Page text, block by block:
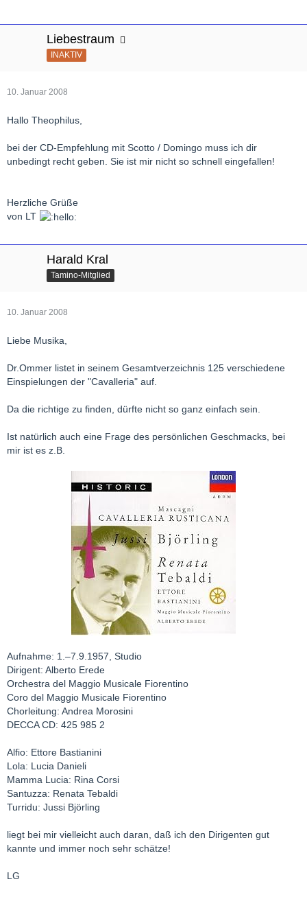
Liebestraum
INAKTIV
10. Januar 2008
Hallo Theophilus,
bei der CD-Empfehlung mit Scotto / Domingo muss ich dir
unbedingt recht geben. Sie ist mir nicht so schnell eingefallen!
Herzliche Grüße
von LT
Harald Kral
Tamino-Mitglied
10. Januar 2008
Liebe Musika,
Dr.Ommer listet in seinem Gesamtverzeichnis 125 verschiedene
Einspielungen der "Cavalleria" auf.
Da die richtige zu finden, dürfte nicht so ganz einfach sein.
Ist natürlich auch eine Frage des persönlichen Geschmacks, bei
mir ist es z.B.
Aufnahme: 1.–7.9.1957, Studio
Dirigent: Alberto Erede
Orchestra del Maggio Musicale Fiorentino
Coro del Maggio Musicale Fiorentino
Chorleitung: Andrea Morosini
DECCA CD: 425 985 2
Alfio: Ettore Bastianini
Lola: Lucia Danieli
Mamma Lucia: Rina Corsi
Santuzza: Renata Tebaldi
Turridu: Jussi Björling
liegt bei mir vielleicht auch daran, daß ich den Dirigenten gut
kannte und immer noch sehr schätze!
LG